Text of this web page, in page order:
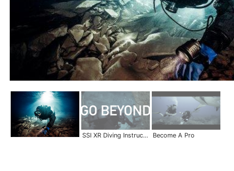
SSI XR Diving Instructor | Become a Pro Become A Pro